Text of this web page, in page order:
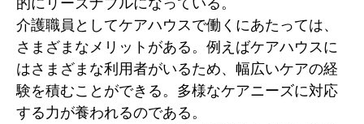
介護職員としてケアハウスで働くにあたっては、
さまざまなメリットがある。例えばケアハウスに
はさまざまな利用者がいるため、幅広いケアの経
験を積むことができる。多様なケアニーズに対応
する力が養われるのである。